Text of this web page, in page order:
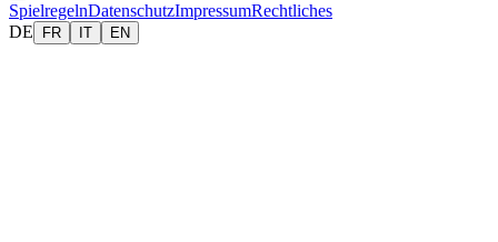
SpielregelnDatenschutzImpressumRechtliches
DE
FR IT EN